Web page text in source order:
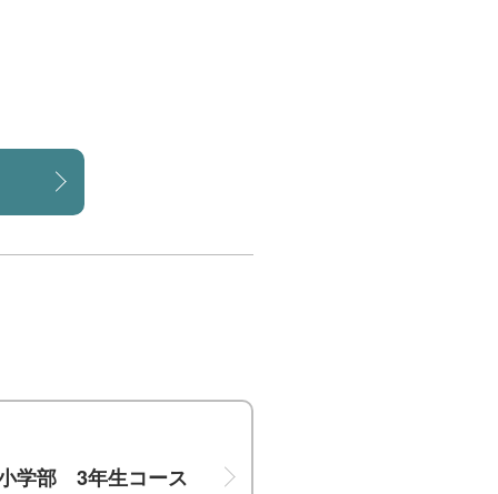
学部 3年生コース